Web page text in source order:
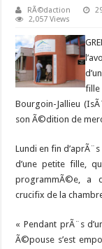
RÃ©daction
2,057 Views
Bourgoin-Jallieu
son Ã©dition de
Lundi en fin
d’une petite fille,
programmÃ©e, a
crucifix de la
« Pendant prÃ¨s
Ã©pouse s’est